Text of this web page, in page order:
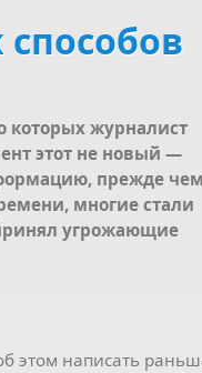
которых журналист
этот не новый —
прежде чем
многие стали
угрожающие
этом написать